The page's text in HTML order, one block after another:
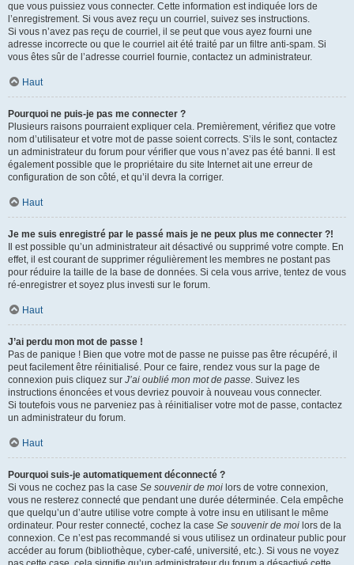
que vous puissiez vous connecter. Cette information est indiquée lors de
l’enregistrement. Si vous avez reçu un courriel, suivez ses instructions.
Si vous n’avez pas reçu de courriel, il se peut que vous ayez fourni une
adresse incorrecte ou que le courriel ait été traité par un filtre anti-spam. Si
vous êtes sûr de l’adresse courriel fournie, contactez un administrateur.
Haut
Pourquoi ne puis-je pas me connecter ?
Plusieurs raisons pourraient expliquer cela. Premièrement, vérifiez que votre
nom d’utilisateur et votre mot de passe soient corrects. S’ils le sont, contactez
un administrateur du forum pour vérifier que vous n’avez pas été banni. Il est
également possible que le propriétaire du site Internet ait une erreur de
configuration de son côté, et qu’il devra la corriger.
Haut
Je me suis enregistré par le passé mais je ne peux plus me connecter ?!
Il est possible qu’un administrateur ait désactivé ou supprimé votre compte. En
effet, il est courant de supprimer régulièrement les membres ne postant pas
pour réduire la taille de la base de données. Si cela vous arrive, tentez de vous
ré-enregistrer et soyez plus investi sur le forum.
Haut
J’ai perdu mon mot de passe !
Pas de panique ! Bien que votre mot de passe ne puisse pas être récupéré, il
peut facilement être réinitialisé. Pour ce faire, rendez vous sur la page de
connexion puis cliquez sur J’ai oublié mon mot de passe. Suivez les
instructions énoncées et vous devriez pouvoir à nouveau vous connecter.
Si toutefois vous ne parveniez pas à réinitialiser votre mot de passe, contactez
un administrateur du forum.
Haut
Pourquoi suis-je automatiquement déconnecté ?
Si vous ne cochez pas la case Se souvenir de moi lors de votre connexion,
vous ne resterez connecté que pendant une durée déterminée. Cela empêche
que quelqu’un d’autre utilise votre compte à votre insu en utilisant le même
ordinateur. Pour rester connecté, cochez la case Se souvenir de moi lors de la
connexion. Ce n’est pas recommandé si vous utilisez un ordinateur public pour
accéder au forum (bibliothèque, cyber-café, université, etc.). Si vous ne voyez